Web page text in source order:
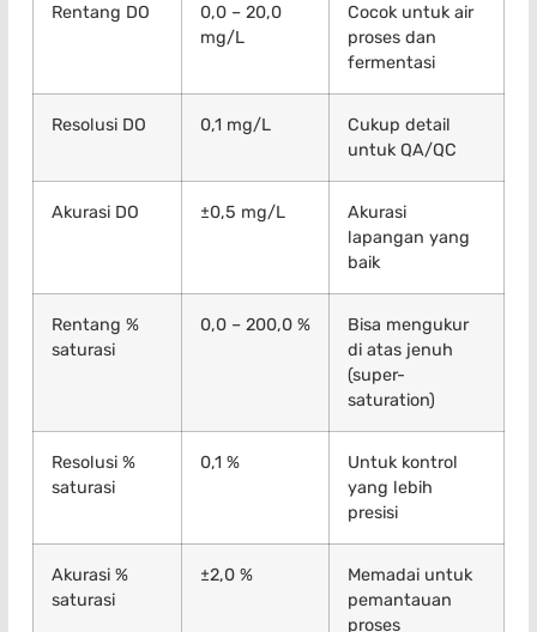
Rentang DO
0,0 – 20,0
mg/L
Cocok untuk air
proses dan
fermentasi
Resolusi DO 0,1 mg/L
Cukup detail
untuk QA/QC
Akurasi DO ±0,5 mg/L
Akurasi
lapangan yang
baik
Rentang %
saturasi
0,0 – 200,0 %
Bisa mengukur
di atas jenuh
(super-
saturation)
Resolusi %
saturasi
0,1 %
Untuk kontrol
yang lebih
presisi
Akurasi %
saturasi
±2,0 %
Memadai untuk
pemantauan
proses